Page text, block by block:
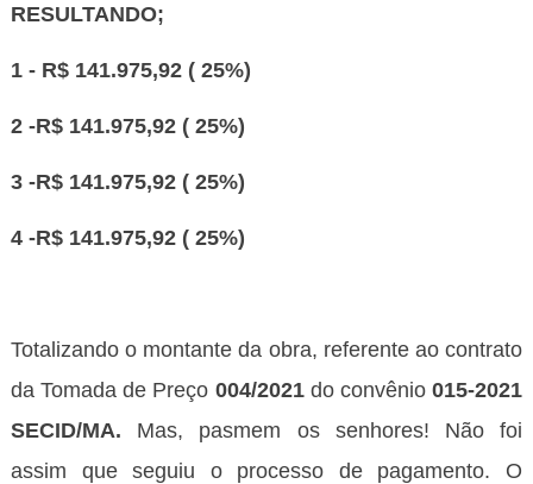
RESULTANDO;
1 - R$ 141.975,92 ( 25%)
2 -R$ 141.975,92 ( 25%)
3 -R$ 141.975,92 ( 25%)
4 -R$ 141.975,92 ( 25%)
Totalizando o montante da obra, referente ao contrato
da Tomada de Preço 004/2021 do convênio 015-2021
SECID/MA. Mas, pasmem os senhores! Não foi
assim que seguiu o processo de pagamento. O